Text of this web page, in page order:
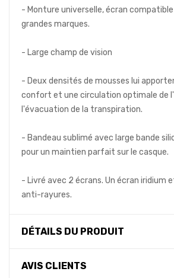
- Monture universelle, écran
grandes marques.
- Large champ de vision
- Deux densités de mousses lui
confort et une circulation optimale de
l'évacuation de la transpiration.
- Bandeau sublimé avec large bande
pour un maintien parfait sur le casque.
- Livré avec 2 écrans. Un écran iridium
anti-rayures.
DÉTAILS DU PRODUIT
AVIS CLIENTS